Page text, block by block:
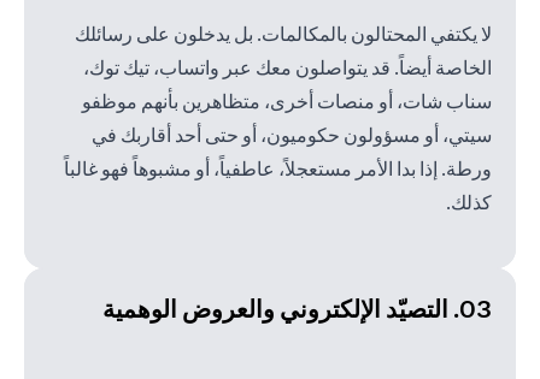
لا يكتفي المحتالون بالمكالمات. بل يدخلون على رسائلك
الخاصة أيضاً. قد يتواصلون معك عبر واتساب، تيك توك،
سناب شات، أو منصات أخرى، متظاهرين بأنهم موظفو
سيتي، أو مسؤولون حكوميون، أو حتى أحد أقاربك في
ورطة. إذا بدا الأمر مستعجلاً، عاطفياً، أو مشبوهاً فهو غالباً
كذلك.
03. التصيّد الإلكتروني والعروض الوهمية